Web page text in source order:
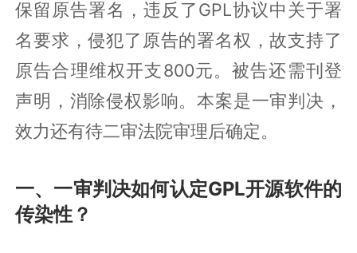
保留原告署名，违反了GPL协议中关于署
名要求，侵犯了原告的署名权，故支持了
原告合理维权开支800元。被告还需刊登
声明，消除侵权影响。本案是一审判决，
效力还有待二审法院审理后确定。
一、一审判决如何认定GPL开源软件的
传染性？